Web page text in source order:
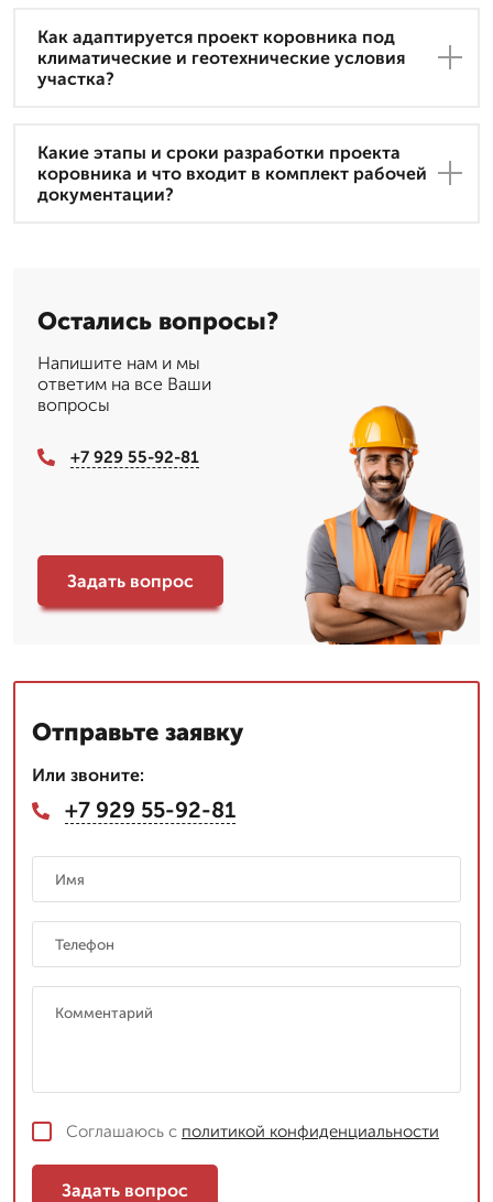
Как адаптируется проект коровника под
климатические и геотехнические условия
участка?
Какие этапы и сроки разработки проекта
коровника и что входит в комплект рабочей
документации?
Остались вопросы?
Напишите нам и мы
ответим на все Ваши
вопросы
+7 929 55-92-81
Задать вопрос
Отправьте заявку
Или звоните:
+7 929 55-92-81
Соглашаюсь с политикой конфиденциальности
Задать вопрос